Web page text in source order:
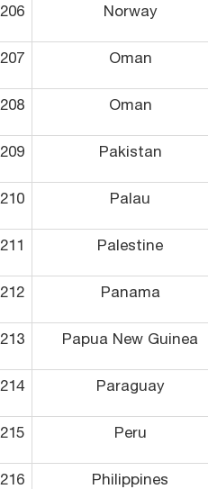
206 Norway
207 Oman
208 Oman
209 Pakistan
210 Palau
211 Palestine
212 Panama
213 Papua New Guinea
214 Paraguay
215 Peru
216 Philippines